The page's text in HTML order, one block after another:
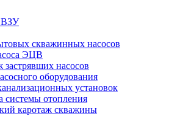
ВЗУ
скважинных насосов
ЭЦВ
застрявших насосов
оборудования
установок
системы отопления
каротаж скважины